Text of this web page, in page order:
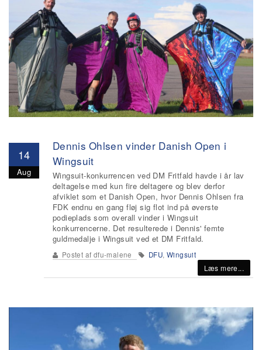
14
Aug
Dennis Ohlsen vinder Danish Open i
Wingsuit
Wingsuit-konkurrencen ved DM Fritfald havde i år lav
deltagelse med kun fire deltagere og blev derfor
afviklet som et Danish Open, hvor Dennis Ohlsen fra
FDK endnu en gang fløj sig flot ind på øverste
podieplads som overall vinder i Wingsuit
konkurrencerne. Det resulterede i Dennis' femte
guldmedalje i Wingsuit ved et DM Fritfald.
Postet af dfu-malene DFU,Wingsuit
Læs mere...